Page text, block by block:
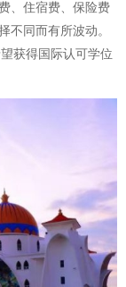
、住宿费、保险费
不同而有所波动。
获得国际认可学位